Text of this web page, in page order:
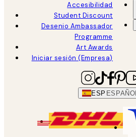
Accesibilidad
Student Discount
Desenio Ambassador
Programme
Art Awards
Iniciar sesión (Empresa)
ESP ESPAÑOL